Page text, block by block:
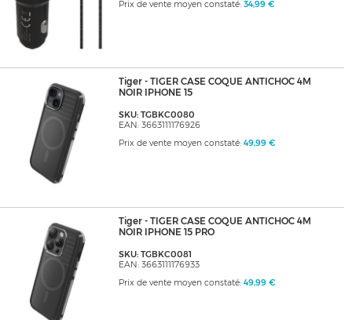
Prix de vente moyen constaté: 34,99 €
Tiger - TIGER CASE COQUE ANTICHOC 4M
NOIR IPHONE 15
SKU: TGBKC0080
EAN: 3663111176926
Prix de vente moyen constaté: 49,99 €
Tiger - TIGER CASE COQUE ANTICHOC 4M
NOIR IPHONE 15 PRO
SKU: TGBKC0081
EAN: 3663111176933
Prix de vente moyen constaté: 49,99 €